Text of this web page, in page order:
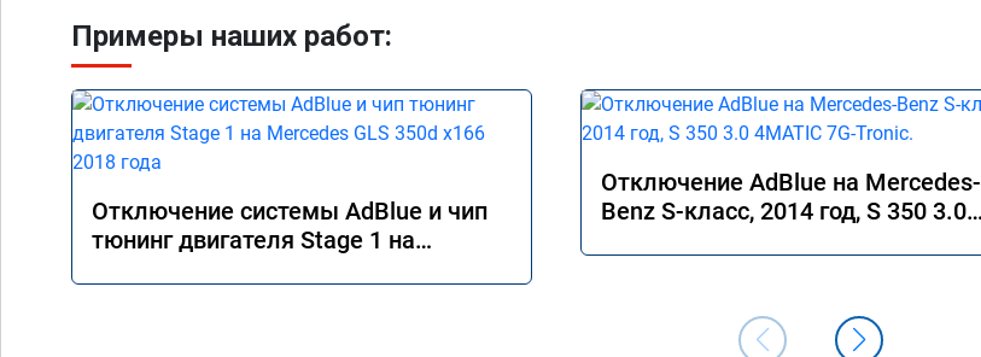
Примеры наших работ:
Отключение системы AdBlue и чип
тюнинг двигателя Stage 1 на
Отключение AdBlue на Mercedes-
Benz S-класс, 2014 год, S 350 3.0